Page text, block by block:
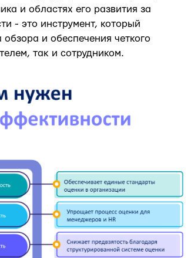
и областях его развития за
- это инструмент, который
и обеспечения четкого
так и сотрудником.